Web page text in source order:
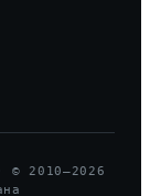
© 2010—2026